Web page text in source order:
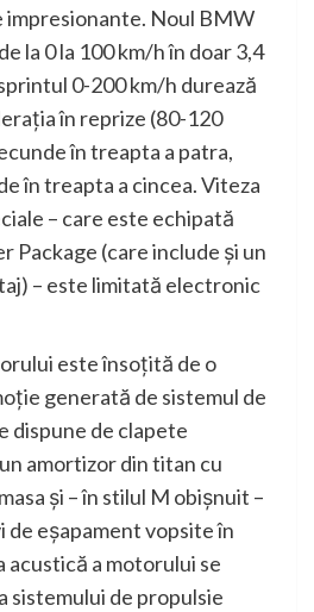
impresionante. Noul BMW
la 0 la 100 km/h în doar 3,4
0-200 km/h durează
în reprize (80-120
în treapta a patra,
în treapta a cincea. Viteza
– care este echipată
Package (care include şi un
– este limitată electronic
este însoţită de o
generată de sistemul de
dispune de clapete
amortizor din titan cu
şi – în stilul M obişnuit –
de eşapament vopsite în
acustică a motorului se
sistemului de propulsie